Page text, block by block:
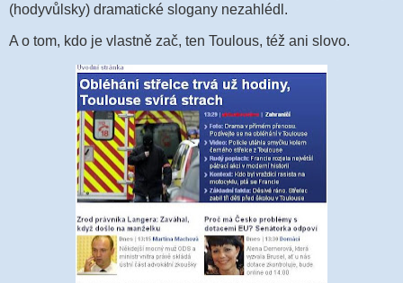
(hodyvůlsky) dramatické slogany nezahlédl.
A o tom, kdo je vlastně zač, ten Toulous, též ani slovo.